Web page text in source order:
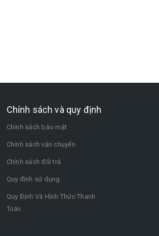
Chính sách và quy định
Chính sách bảo mật
Chính sách vận chuyển
Chính sách đổi trả
Quy định sử dụng
Quy Định Và Hình Thức Thanh
Toán